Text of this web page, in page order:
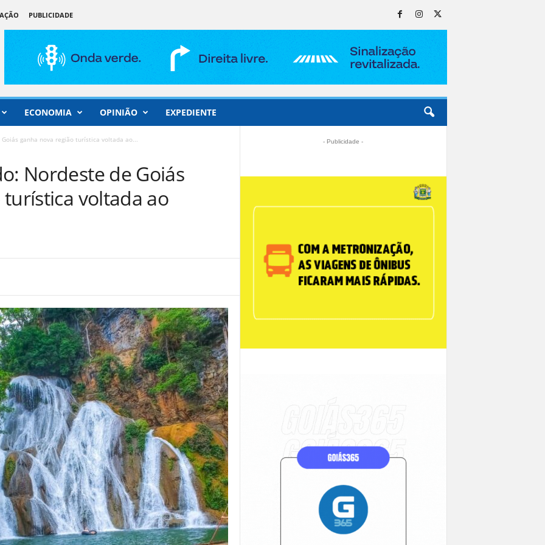
PUBLICIDADE
ECONOMIA OPINIÃO EXPEDIENTE
ganha nova região turística voltada ao...
Nordeste de Goiás
voltada ao
- Publicidade -